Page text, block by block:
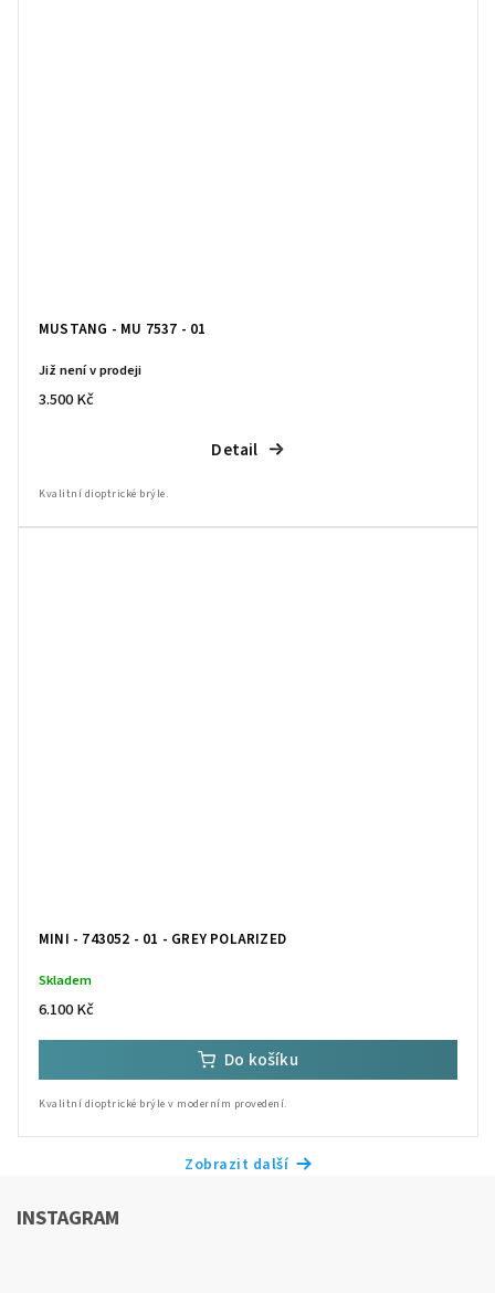
MUSTANG - MU 7537 - 01
Již není v prodeji
3.500 Kč
Detail
MINI - 743052 - 01 - GREY POLARIZED
Skladem
6.100 Kč
Do košíku
Zobrazit další
INSTAGRAM